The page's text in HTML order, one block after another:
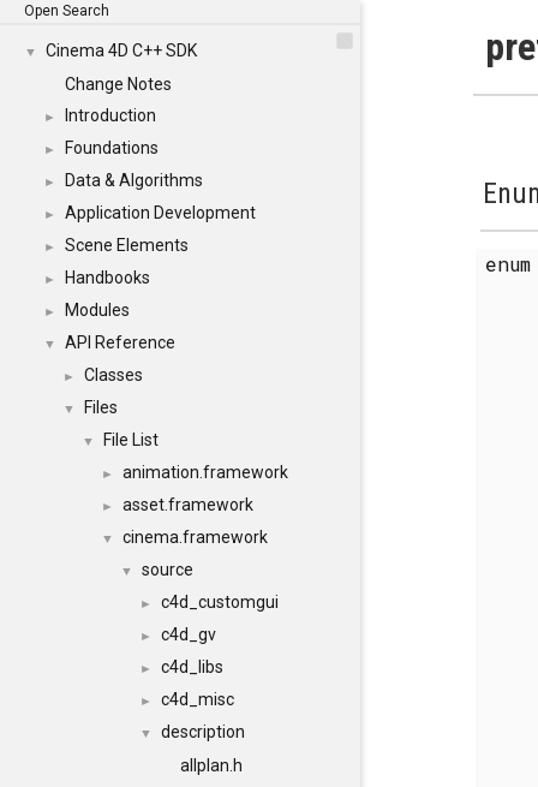
Open Search
▼
Cinema 4D C++ SDK
Change Notes
► Introduction
► Foundations
► Data & Algorithms
► Application Development
► Scene Elements
► Handbooks
► Modules
▼ API Reference
► Classes
▼ Files
▼ File List
► animation.framework
► asset.framework
▼ cinema.framework
▼ source
► c4d_customgui
► c4d_gv
► c4d_libs
► c4d_misc
▼
description
allplan.h